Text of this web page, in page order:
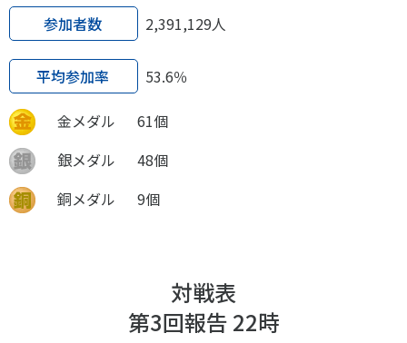
個人情報保護方針
政策提言
障害者スポーツ
スポーツによるまちづくり
スポーツ・ガバナンス
スポーツボランティア
スポーツ政策・予算
社会づくり
参加者数 2,391,129人
平均参加率 53.6％
金メダル
61個
銀メダル
48個
銅メダル
9個
対戦表
第3回報告 22時